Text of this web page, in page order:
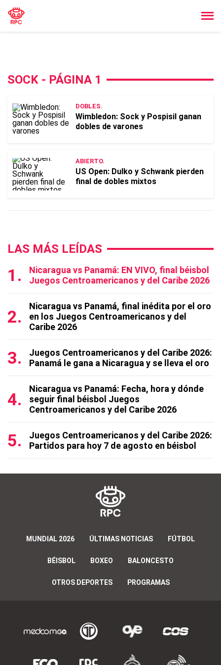
SOCK - PÁGINA 1
DOBLES.
Wimbledon: Sock y Pospisil ganan
dobles de varones
ABIERTO.
US Open: Dulko y Schwank pierden
final de dobles mixtos
LAS MÁS LEÍDAS
Nicaragua vs Panamá: EN VIVO, final béisbol
Juegos Centroamericanos y del Caribe 2026
Nicaragua vs Panamá, final inédita por el oro
en los Juegos Centroamericanos y del
Caribe 2026
Juegos Centroamericanos y del Caribe 2026:
Panamá le gana a Nicaragua y se lleva el oro
Nicaragua vs Panamá: Fecha, hora y dónde
seguir final béisbol Juegos
Centroamericanos y del Caribe 2026
Juegos Centroamericanos y del Caribe 2026:
Partidos para hoy 7 de agosto en béisbol
MUNDIAL 2026 ÚLTIMAS NOTICIAS FÚTBOL
BÉISBOL BOXEO BALONCESTO
OTROS DEPORTES PROGRAMAS